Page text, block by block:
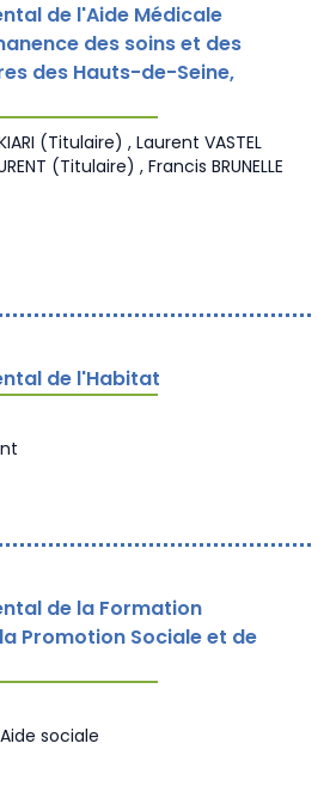
de l'Aide Médicale
des soins et des
des Hauts-de-Seine,
(Titulaire) , Laurent VASTEL
(Titulaire) , Francis BRUNELLE
de l'Habitat
de la Formation
Promotion Sociale et de
Aide sociale